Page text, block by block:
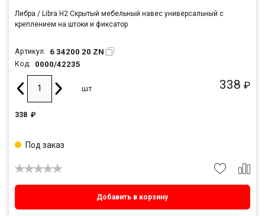
Либра / Libra H2 Скрытый мебельный навес универсальный с
креплением на штоки и фиксатор
Артикул: 6 34200 20 ZN
Код: 0000/42235
338 ₽
шт
338 ₽
Добавить в корзину
Под заказ